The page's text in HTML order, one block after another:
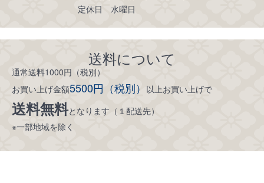
定休日 水曜日
送料について
通常送料1000円（税別）
お買い上げ金額5500円（税別） 以上お買い上げで
送料無料となります（１配送先）
※一部地域を除く